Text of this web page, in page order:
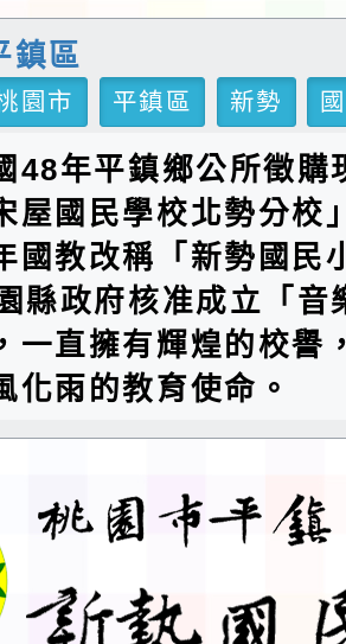
鎮區
園市 平鎮區 新勢
48年平鎮鄉公所徵購
屋國民學校北勢分校
國教改稱「新勢國民
縣政府核准成立「音
一直擁有輝煌的校譽
化雨的教育使命。